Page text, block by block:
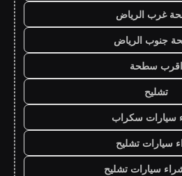
غرب الرياض
جنوب الرياض
اقرب سطحة
تشليح
سيارات سكراب
سيارات تشليح
سيارات تشليح